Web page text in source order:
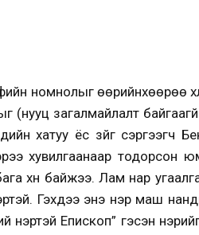
номнолыг өөрийнхөөрөө
загалмайлалт
хатуу ёс зүйг сэргээгч
хувилгаанаар тодорсон
хүн байжээ. Лам нар
Гэхдээ энэ үнэр маш
Епископ” гэсэн